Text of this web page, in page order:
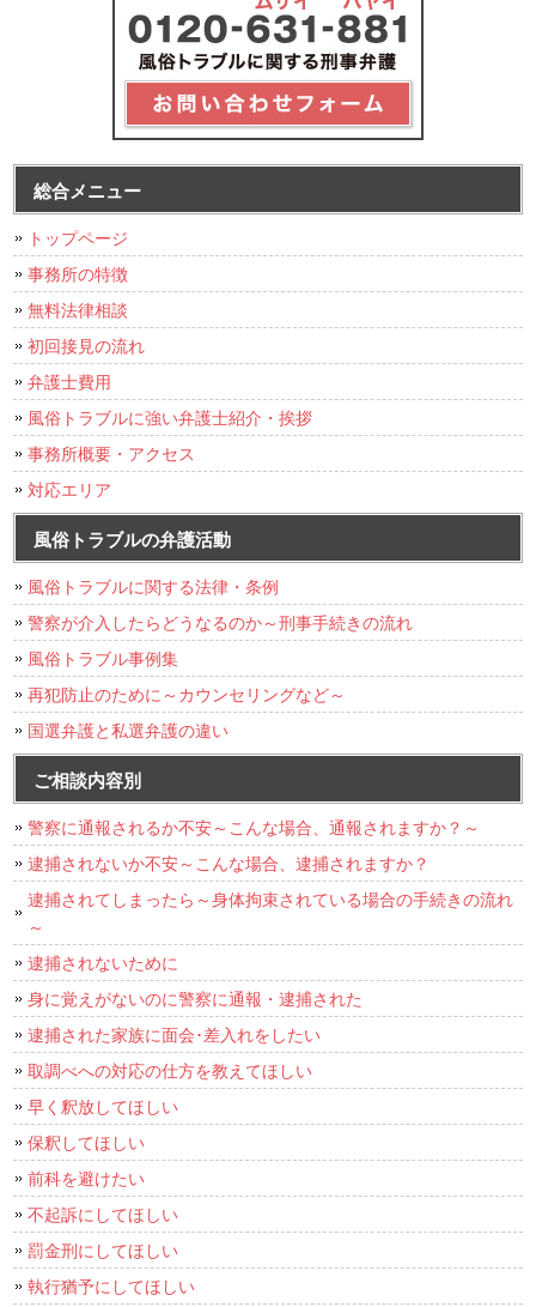
総合メニュー
トップページ
事務所の特徴
無料法律相談
初回接見の流れ
弁護士費用
風俗トラブルに強い弁護士紹介・挨拶
事務所概要・アクセス
対応エリア
風俗トラブルの弁護活動
風俗トラブルに関する法律・条例
警察が介入したらどうなるのか～刑事手続きの流れ
風俗トラブル事例集
再犯防止のために～カウンセリングなど～
国選弁護と私選弁護の違い
ご相談内容別
警察に通報されるか不安～こんな場合、通報されますか？～
逮捕されないか不安～こんな場合、逮捕されますか？
逮捕されてしまったら～身体拘束されている場合の手続きの流れ
～
逮捕されないために
身に覚えがないのに警察に通報・逮捕された
逮捕された家族に面会･差入れをしたい
取調べへの対応の仕方を教えてほしい
早く釈放してほしい
保釈してほしい
前科を避けたい
不起訴にしてほしい
罰金刑にしてほしい
執行猶予にしてほしい